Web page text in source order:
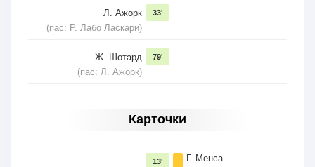
Л. Ажорк
(пас: Р. Лабо Ласкари)
33'
Ж. Шотард
(пас: Л. Ажорк)
79'
Карточки
Г. Менса
13'